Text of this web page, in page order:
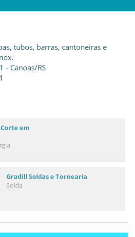
tubos, barras, cantoneiras e
- Canoas/RS
em
Gradill Soldas e Tornearia
Solda